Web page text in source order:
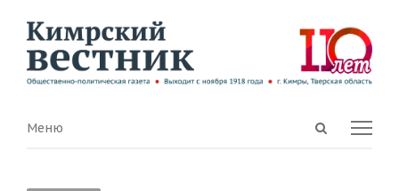
Open
Menu
Меню